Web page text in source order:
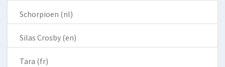
Schorpioen (nl)
Silas Crosby (en)
Tara (fr)